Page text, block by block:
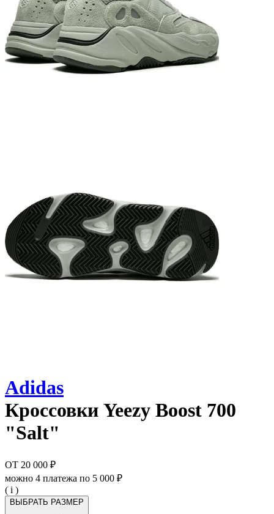
Adidas
Кроссовки Yeezy Boost 700
"Salt"
ОТ 20 000 ₽
можно 4 платежа по 5 000 ₽
( i )
ВЫБРАТЬ РАЗМЕР